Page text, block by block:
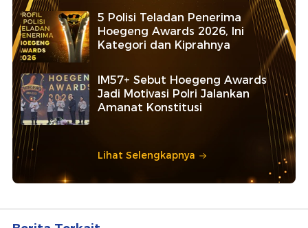
5 Polisi Teladan Penerima
Hoegeng Awards 2026, Ini
Kategori dan Kiprahnya
IM57+ Sebut Hoegeng Awards
Jadi Motivasi Polri Jalankan
Amanat Konstitusi
Lihat Selengkapnya